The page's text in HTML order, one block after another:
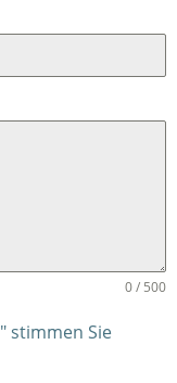
0 / 500
stimmen Sie